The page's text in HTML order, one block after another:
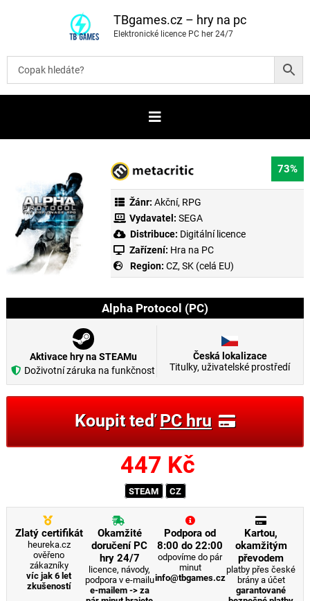
t
b
TBgames.cz – hry na pc
Elektronické licence PC her 24/7
73%
Žánr: Akční, RPG
Vydavatel: SEGA
Distribuce: Digitální licence
Zařízení: Hra na PC
Region: CZ, SK (celá EU)
Alpha Protocol (PC)
Aktivace hry na STEAMu
Doživotní záruka na funkčnost
Česká lokalizace
Titulky, uživatelské prostředí
Koupit teďPC hru
447 Kč
STEAM CZ
Zlatý certifikát
heureka.cz
ověřeno
zákazníky
víc jak 6 let
zkušeností
Okamžité
doručení PC
hry 24/7
licence, návody,
podpora v e-mailu
e-mailem -> za
Podpora od
8:00 do 22:00
odpovíme do pár
minut
info@tbgames.cz
Kartou,
okamžitým
převodem
platby přes české
brány a účet
garantované